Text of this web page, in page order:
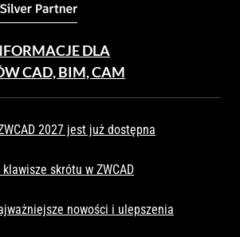
DLA
CAD, BIM, CAM
2027 jest już dostępna
skrótu w ZWCAD
nowości i ulepszenia